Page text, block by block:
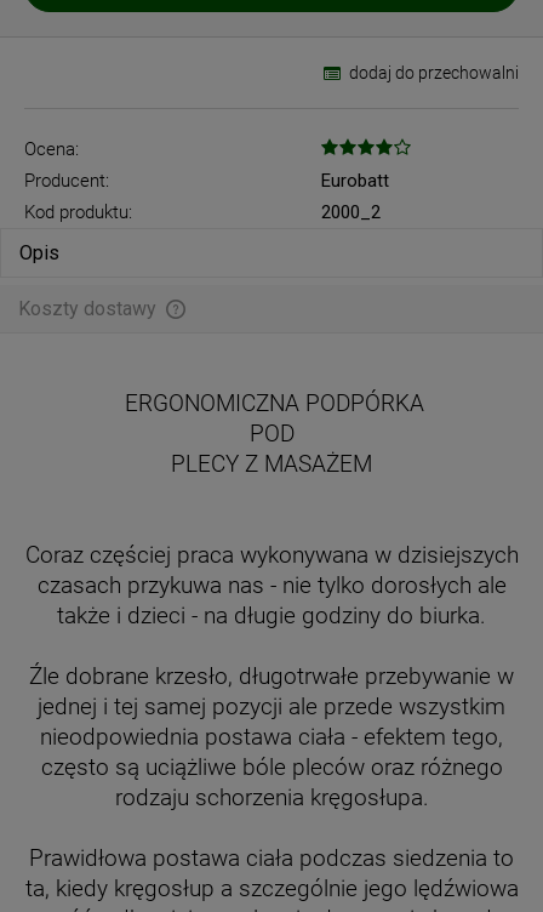
dodaj do przechowalni
Ocena:
Producent:
Eurobatt
Kod produktu:
2000_2
Opis
Koszty dostawy
ERGONOMICZNA PODPÓRKA
POD
PLECY Z MASAŻEM
Coraz częściej praca wykonywana w dzisiejszych
czasach przykuwa nas - nie tylko dorosłych ale
także i dzieci - na długie godziny do biurka.
Źle dobrane krzesło, długotrwałe przebywanie w
jednej i tej samej pozycji ale przede wszystkim
nieodpowiednia postawa ciała - efektem tego,
często są uciążliwe bóle pleców oraz różnego
rodzaju schorzenia kręgosłupa.
Prawidłowa postawa ciała podczas siedzenia to
ta, kiedy kręgosłup a szczególnie jego lędźwiowa